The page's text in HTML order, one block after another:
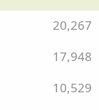
20,267
17,948
10,529